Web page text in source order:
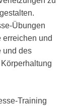
Übungen
und
und des
Training